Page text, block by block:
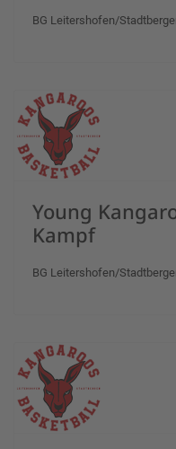
BG Leitershofen/
Young
Kampf
BG Leitershofen/